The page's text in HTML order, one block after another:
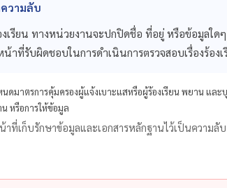
วามลับ
เรียน ทางหน่วยงานจะปกปิดชื่อ ที่อยู่ หรือข้อมูลใ
าที่รับผิดชอบในการดำเนินการตรวจสอบเรื่องร้อง
ดมาตรการคุ้มครองผู้แจ้งเบาะแสหรือผู้ร้องเรียน พยาน แ
หรือการให้ข้อมูล
เก็บรักษาข้อมูลและเอกสารหลักฐานไว้เป็นความ